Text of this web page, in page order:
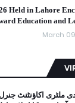
Held in Lahore
Education and
March